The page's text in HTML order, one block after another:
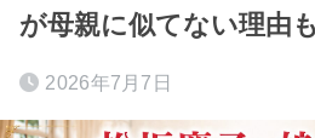
が母親に似てない理由
2026年7月7日